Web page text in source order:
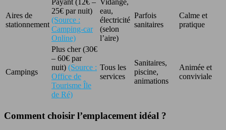
Aires de
stationnement
Payant (12€ –
25€ par nuit)
(Source :
Camping-car
Online)
Vidange,
eau,
électricité
(selon
l’aire)
Parfois
sanitaires
Calme et
pratique
Campings
Plus cher (30€
– 60€ par
nuit) (Source :
Office de
Tourisme Île
de Ré)
Tous les
services
Sanitaires,
piscine,
animations
Animée et
conviviale
Comment choisir l’emplacement idéal ?